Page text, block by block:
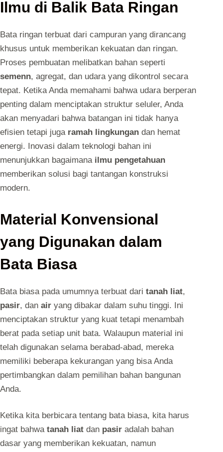
Ilmu di Balik Bata Ringan
Bata ringan terbuat dari campuran yang dirancang
khusus untuk memberikan kekuatan dan ringan.
Proses pembuatan melibatkan bahan seperti
semenn, agregat, dan udara yang dikontrol secara
tepat. Ketika Anda memahami bahwa udara berperan
penting dalam menciptakan struktur seluler, Anda
akan menyadari bahwa batangan ini tidak hanya
efisien tetapi juga ramah lingkungan dan hemat
energi. Inovasi dalam teknologi bahan ini
menunjukkan bagaimana ilmu pengetahuan
memberikan solusi bagi tantangan konstruksi
modern.
Material Konvensional
yang Digunakan dalam
Bata Biasa
Bata biasa pada umumnya terbuat dari tanah liat,
pasir, dan air yang dibakar dalam suhu tinggi. Ini
menciptakan struktur yang kuat tetapi menambah
berat pada setiap unit bata. Walaupun material ini
telah digunakan selama berabad-abad, mereka
memiliki beberapa kekurangan yang bisa Anda
pertimbangkan dalam pemilihan bahan bangunan
Anda.
Ketika kita berbicara tentang bata biasa, kita harus
ingat bahwa tanah liat dan pasir adalah bahan
dasar yang memberikan kekuatan, namun